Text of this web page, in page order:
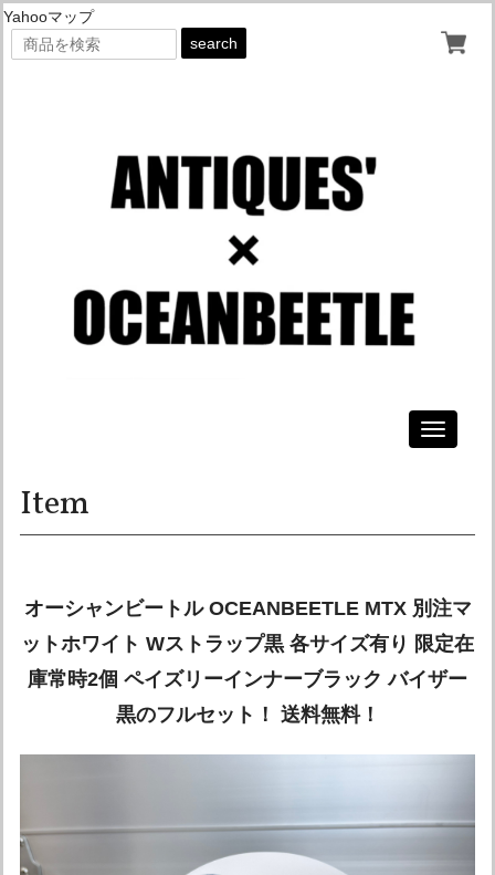
Yahooマップ
search
Toggle
Item
オーシャンビートル OCEANBEETLE MTX 別注マ
ットホワイト Wストラップ黒 各サイズ有り 限定在
庫常時2個 ペイズリーインナーブラック バイザー
黒のフルセット！ 送料無料！